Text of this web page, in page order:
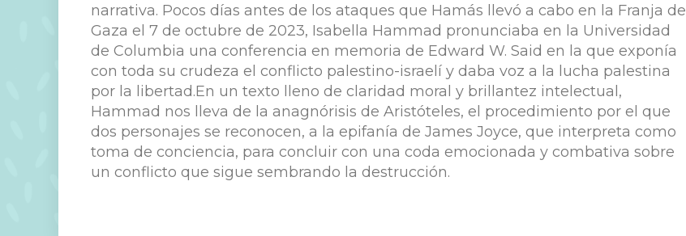
narrativa. Pocos días antes de los ataques que Hamás llevó a cabo en la Franja de
Gaza el 7 de octubre de 2023, Isabella Hammad pronunciaba en la Universidad
de Columbia una conferencia en memoria de Edward W. Said en la que exponía
con toda su crudeza el conflicto palestino-israelí y daba voz a la lucha palestina
por la libertad.En un texto lleno de claridad moral y brillantez intelectual,
Hammad nos lleva de la anagnórisis de Aristóteles, el procedimiento por el que
dos personajes se reconocen, a la epifanía de James Joyce, que interpreta como
toma de conciencia, para concluir con una coda emocionada y combativa sobre
un conflicto que sigue sembrando la destrucción.